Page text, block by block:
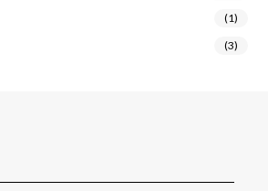
(1)
(3)